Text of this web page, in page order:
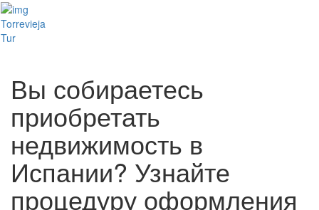
Torrevieja
Tur
Вы собираетесь
приобретать
недвижимость в
Испании? Узнайте
процедуру оформления